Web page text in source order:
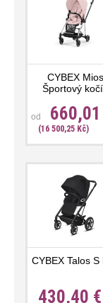
CYBEX Mios
Športový
od
(16 500,25 Kč)
CYBEX Talos S
430,40 €